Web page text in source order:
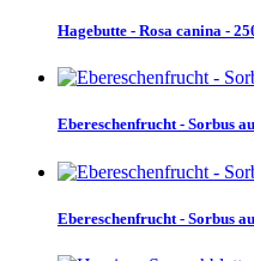
Hagebutte - Rosa canina -
Ebereschenfrucht - Sorbus
Ebereschenfrucht - Sorbus